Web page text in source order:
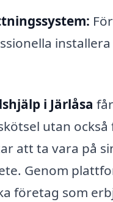
i Järlåsa
utan
att ta vara på
Genom
företag som